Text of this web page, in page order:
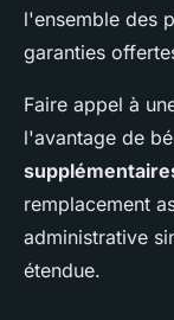
l'ensemble des
garanties
Faire appel à
l'avantage de
remplacement
administrative
étendue.